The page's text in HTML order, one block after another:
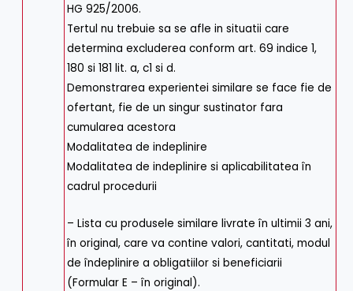
HG 925/2006.
Tertul nu trebuie sa se afle in situatii care
determina excluderea conform art. 69 indice 1,
180 si 181 lit. a, c1 si d.
Demonstrarea experientei similare se face fie de
ofertant, fie de un singur sustinator fara
cumularea acestora
Modalitatea de indeplinire
Modalitatea de indeplinire si aplicabilitatea în
cadrul procedurii
– Lista cu produsele similare livrate în ultimii 3 ani,
în original, care va contine valori, cantitati, modul
de îndeplinire a obligatiilor si beneficiarii
(Formular E – în original).